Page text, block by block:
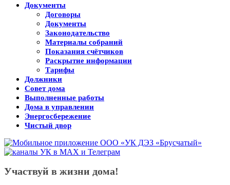
Документы
Договоры
Документы
Законодательство
Материалы собраний
Показания счётчиков
Раскрытие информации
Тарифы
Должники
Совет дома
Выполненные работы
Дома в управлении
Энергосбережение
Чистый двор
Участвуй в жизни дома!